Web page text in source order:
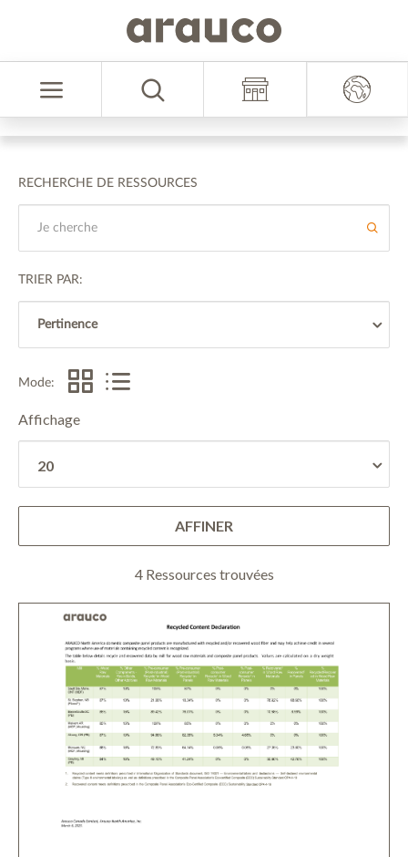
Navigationsmenü
Sprache
auswählen
RECHERCHE DE RESSOURCES
TRIER PAR:
Mode:
Affichage
AFFINER
4 Ressources trouvées